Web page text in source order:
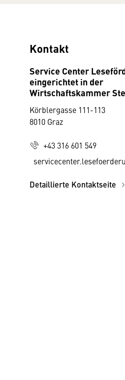
Kontakt
Service Center
eingerichtet in der
Wirtschaftskammer
Körblergasse 111-113
8010 Graz
+43 316 601 549
Detaillierte Kontaktseite